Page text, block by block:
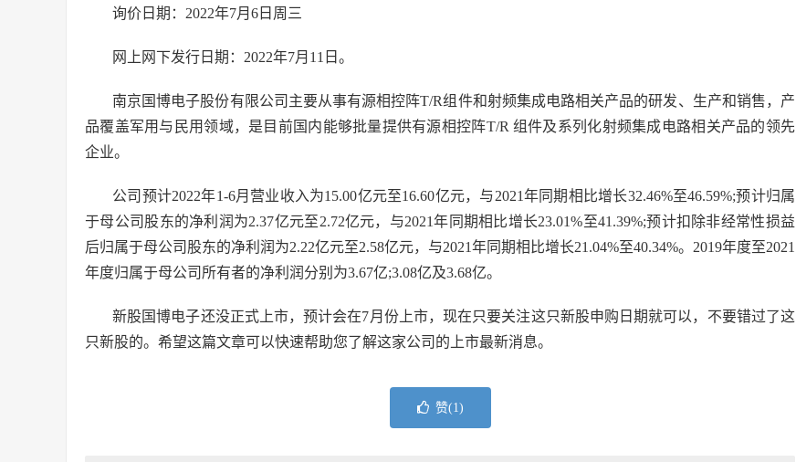
询价日期：2022年7月6日周三
网上网下发行日期：2022年7月11日。
南京国博电子股份有限公司主要从事有源相控阵T/R组件和射频集成电路相关产品的研发、生产和销售，产
品覆盖军用与民用领域，是目前国内能够批量提供有源相控阵T/R 组件及系列化射频集成电路相关产品的领先
企业。
公司预计2022年1-6月营业收入为15.00亿元至16.60亿元，与2021年同期相比增长32.46%至46.59%;预计归属
于母公司股东的净利润为2.37亿元至2.72亿元，与2021年同期相比增长23.01%至41.39%;预计扣除非经常性损益
后归属于母公司股东的净利润为2.22亿元至2.58亿元，与2021年同期相比增长21.04%至40.34%。2019年度至2021
年度归属于母公司所有者的净利润分别为3.67亿;3.08亿及3.68亿。
新股国博电子还没正式上市，预计会在7月份上市，现在只要关注这只新股申购日期就可以，不要错过了这
只新股的。希望这篇文章可以快速帮助您了解这家公司的上市最新消息。
赞(1)